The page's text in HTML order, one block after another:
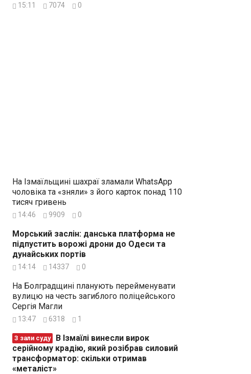
15:11 7074 0
На Ізмаїльщині шахраї зламали WhatsApp
чоловіка та «зняли» з його карток понад 110
тисяч гривень
14:46 9909 0
Морський заслін: данська платформа не
підпустить ворожі дрони до Одеси та
дунайських портів
14:14 14337 0
На Болградщині планують перейменувати
вулицю на честь загиблого поліцейського
Сергія Магли
13:47 6318 1
З зали суду
серійному крадію, який розібрав силовий
трансформатор: скільки отримав
«металіст»